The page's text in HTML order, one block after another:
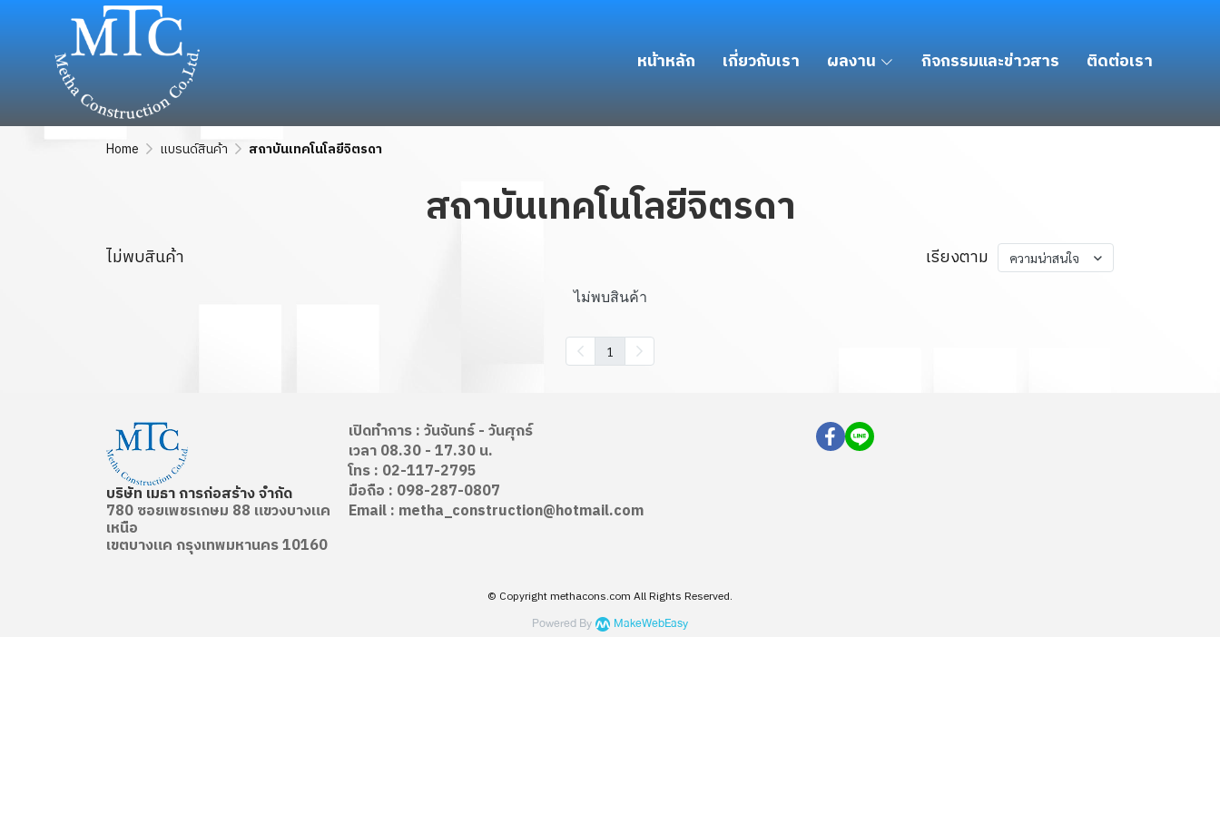
หน้าหลัก เกี่ยวกับเรา ผลงาน กิจกรรมและข่าวสาร ติดต่อเรา
Home แบรนด์สินค้า สถาบันเทคโนโลยีจิตรดา
สถาบันเทคโนโลยีจิตรดา
ไม่พบสินค้า เรียงตาม ความน่าสนใจ
ไม่พบสินค้า
1
บริษัท เมธา การก่อสร้าง จำกัด
780 ซอยเพชรเกษม 88 แขวงบางแค
เหนือ
เขตบางแค กรุงเทพมหานคร 10160
เปิดทำการ : วันจันทร์ - วันศุกร์
เวลา 08.30 - 17.30 น.
โทร : 02-117-2795
มือถือ : 098-287-0807
Email : metha_construction@hotmail.com
© Copyright methacons.com All Rights Reserved.
Powered By MakeWebEasy